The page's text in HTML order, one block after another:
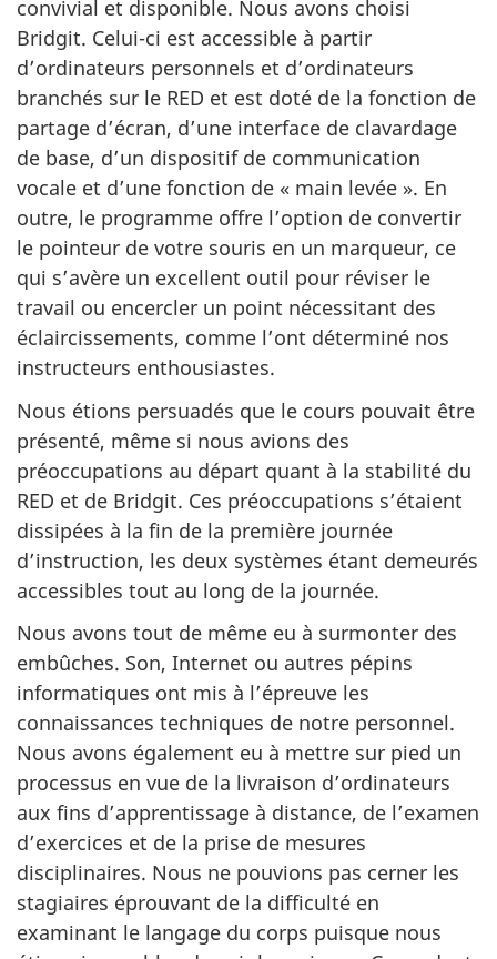
convivial et disponible. Nous avons choisi
Bridgit. Celui-ci est accessible à partir
d’ordinateurs personnels et d’ordinateurs
branchés sur le RED et est doté de la fonction de
partage d’écran, d’une interface de clavardage
de base, d’un dispositif de communication
vocale et d’une fonction de « main levée ». En
outre, le programme offre l’option de convertir
le pointeur de votre souris en un marqueur, ce
qui s’avère un excellent outil pour réviser le
travail ou encercler un point nécessitant des
éclaircissements, comme l’ont déterminé nos
instructeurs enthousiastes.
Nous étions persuadés que le cours pouvait être
présenté, même si nous avions des
préoccupations au départ quant à la stabilité du
RED et de Bridgit. Ces préoccupations s’étaient
dissipées à la fin de la première journée
d’instruction, les deux systèmes étant demeurés
accessibles tout au long de la journée.
Nous avons tout de même eu à surmonter des
embûches. Son, Internet ou autres pépins
informatiques ont mis à l’épreuve les
connaissances techniques de notre personnel.
Nous avons également eu à mettre sur pied un
processus en vue de la livraison d’ordinateurs
aux fins d’apprentissage à distance, de l’examen
d’exercices et de la prise de mesures
disciplinaires. Nous ne pouvions pas cerner les
stagiaires éprouvant de la difficulté en
examinant le langage du corps puisque nous